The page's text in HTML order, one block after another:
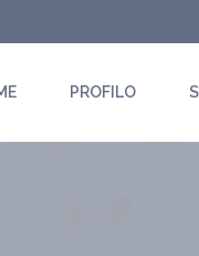
PROFILO